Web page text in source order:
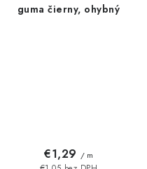
guma čierny, ohybný
€1,29 / m